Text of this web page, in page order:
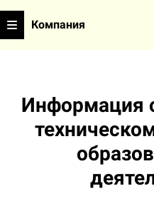
Компания
Информация